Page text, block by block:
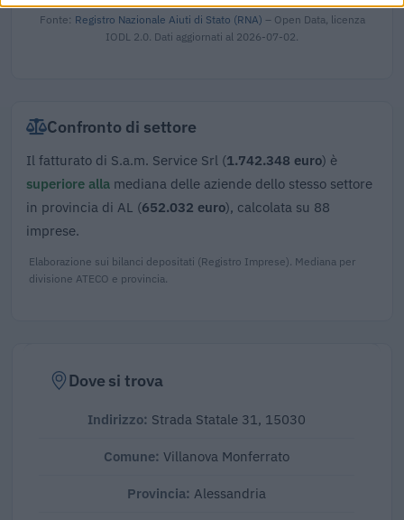
Fonte: Registro Nazionale Aiuti di Stato (RNA) – Open Data, licenza
IODL 2.0. Dati aggiornati al 2026-07-02.
Confronto di settore
Il fatturato di S.a.m. Service Srl (1.742.348 euro) è
superiore alla mediana delle aziende dello stesso settore
in provincia di AL (652.032 euro), calcolata su 88
imprese.
Elaborazione sui bilanci depositati (Registro Imprese). Mediana per
divisione ATECO e provincia.
Dove si trova
Indirizzo: Strada Statale 31, 15030
Comune: Villanova Monferrato
Provincia: Alessandria